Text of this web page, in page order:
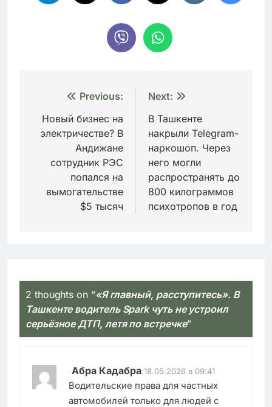
Навигация
по
записям
Previous:
Новый бизнес на
электричестве? В
Андижане
сотрудник РЭС
попался на
вымогательстве
$5 тысяч
Next:
В Ташкенте
накрыли Telegram-
наркошоп. Через
него могли
распространять до
800 килограммов
психотропов в год
2 thoughts on “«Я главный, расступитесь». В
Ташкенте водитель Spark чуть не устроил
серьёзное ДТП, летя по встречке”
Абра Кадабра:18.05.2026 в 09:41
Водительские права для частных
автомобилей только для людей с